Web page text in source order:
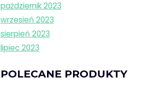
październik 2023
wrzesień 2023
sierpień 2023
lipiec 2023
POLECANE PRODUKTY